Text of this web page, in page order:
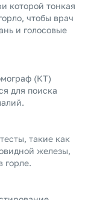
которой тонкая
чтобы врач
и голосовые
(КТ)
для поиска
такие как
железы,
горле.